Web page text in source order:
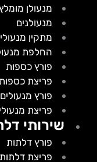
מנעולן מומלץ
מנעולנים
מתקין מנעולים
החלפת מנעולים
פורץ כספות
פריצת כספות
פורץ מנעולים
פריצת מנעולים
שירותי דלתות
פורץ דלתות
פריצת דלתות